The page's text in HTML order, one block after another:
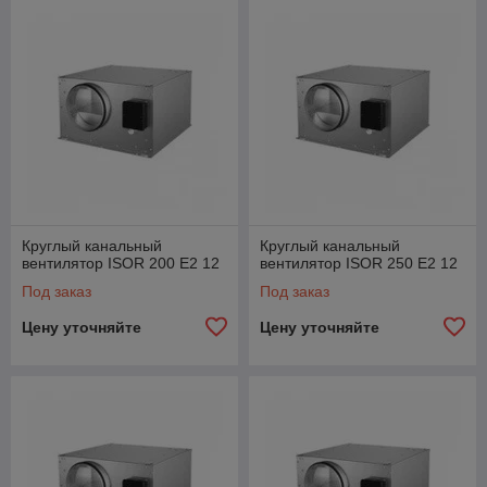
Круглый канальный
вентилятор ISOR 200 Е2 12
Под заказ
Цену уточняйте
Круглый канальный
вентилятор ISOR 250 Е2 12
Под заказ
Цену уточняйте